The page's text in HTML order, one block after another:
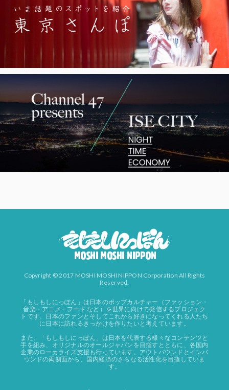
Copyright © 2017 MOSHI MOSHI NIPPON Corporation All Rights
Reserved.
「もしもしにっぽん」は日本のポップカルチャー（ファッション・
音楽・アニメ・フード など）を世界に向けて発信するプロジェク
トです。日本のファンとそしてこれから好きになってくれる人たち
に日本に訪れるきっかけを作りたいと考えています。
また、「もしもしにっぽん」は日本を代表する様々なコンテンツと
手を組み、オリジナルのオールジャパンを目指すとともに、各国内
企業のローカライズ支援も行っています。アウトバウンドとインバ
ウンドの両側面から、国内経済のさらなる活性化を目指していま
す。